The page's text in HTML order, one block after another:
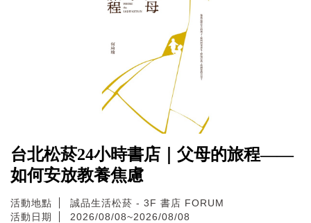
台北松菸24小時書店｜父母的旅程——
如何安放教養焦慮
活動地點
誠品生活松菸 - 3F 書店 FORUM
活動日期
2026/08/08~2026/08/08